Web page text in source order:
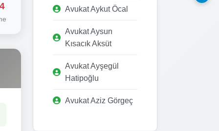
Avukat Aykut Öcal
Avukat Aysun
Kısacık Aksüt
Avukat Ayşegül
Hatipoğlu
Avukat Aziz Görgeç